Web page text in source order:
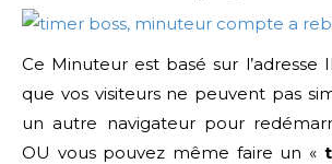
Ce Minuteur est basé sur l’adresse
que vos visiteurs ne peuvent pas
un autre navigateur pour
OU vous pouvez même faire un «